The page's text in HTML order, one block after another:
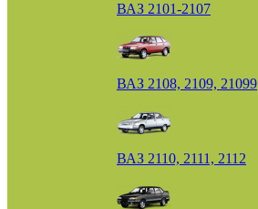
ВАЗ 2101-2107
ВАЗ 2108, 2109, 21099
ВАЗ 2110, 2111, 2112